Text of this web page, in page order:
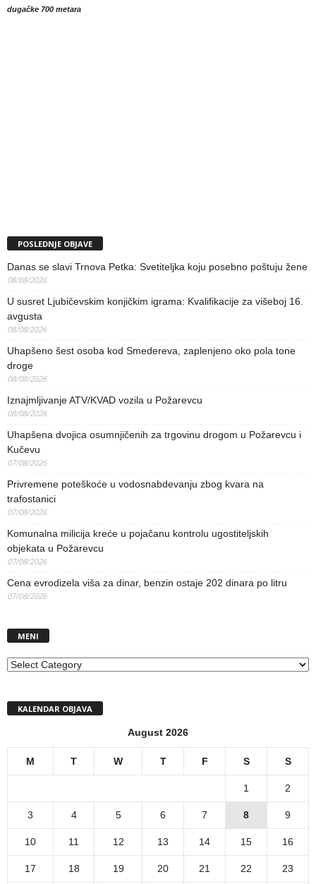
dugačke 700 metara
POSLEDNJE OBJAVE
Danas se slavi Trnova Petka: Svetiteljka koju posebno poštuju žene
08/08/2026
U susret Ljubičevskim konjičkim igrama: Kvalifikacije za višeboj 16.
avgusta
08/08/2026
Uhapšeno šest osoba kod Smedereva, zaplenjeno oko pola tone
droge
08/08/2026
Iznajmljivanje ATV/KVAD vozila u Požarevcu
08/08/2026
Uhapšena dvojica osumnjičenih za trgovinu drogom u Požarevcu i
Kučevu
07/08/2026
Privremene poteškoće u vodosnabdevanju zbog kvara na
trafostanici
07/08/2026
Komunalna milicija kreće u pojačanu kontrolu ugostiteljskih
objekata u Požarevcu
07/08/2026
Cena evrodizela viša za dinar, benzin ostaje 202 dinara po litru
07/08/2026
MENI
MENI
KALENDAR OBJAVA
August 2026
M T W T F S S
1 2
3 4 5 6 7 8 9
10 11 12 13 14 15 16
17 18 19 20 21 22 23